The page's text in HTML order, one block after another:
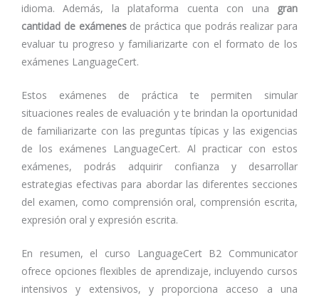
idioma. Además, la plataforma cuenta con una
gran
cantidad de exámenesde práctica que podrás realizar para
evaluar tu progreso y familiarizarte con el formato de los
exámenes LanguageCert.
Estos exámenes de práctica te permiten simular
situaciones reales de evaluación y te brindan la oportunidad
de familiarizarte con las preguntas típicas y las exigencias
de los exámenes LanguageCert. Al practicar con estos
exámenes, podrás adquirir confianza y desarrollar
estrategias efectivas para abordar las diferentes secciones
del examen, como comprensión oral, comprensión escrita,
expresión oral y expresión escrita.
En resumen, el curso LanguageCert B2 Communicator
ofrece opciones flexibles de aprendizaje, incluyendo cursos
intensivos y extensivos, y proporciona acceso a una